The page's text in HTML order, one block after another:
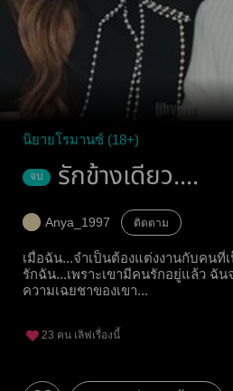
นิยายโรมานซ์ (18+)
จบ รักข้างเดียว....
Anya_1997 ติดตาม
เมื่อฉัน...จำเป็นต้องแต่งงานกับคนที่
รักฉัน...เพราะเขามีคนรักอยู่แล้ว ฉั
ความเฉยชาของเขา...
23 คน เลิฟเรื่องนี้